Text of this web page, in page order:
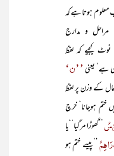
ہوتا ہے کہ
و مدارج
کیجیے کہ لفظ
ہے‘ یعنی’’ن‘
کے وزن پر لفظ
ختم ہوجانا‘ خرچ
’’گھوڑا مر گیا‘‘یا
’’پیسے ختم ہو